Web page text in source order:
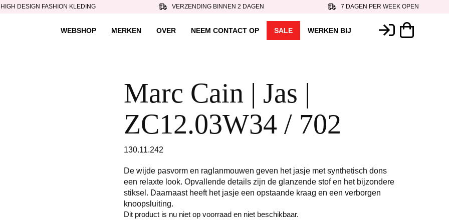
HIGH DESIGN FASHION KLEDING VERZENDING BINNEN 2 DAGEN 7 DAGEN PER WEEK OPEN
WEBSHOP MERKEN OVER NEEM CONTACT OP SALE WERKEN BIJ
Marc Cain | Jas |
ZC12.03W34 / 702
130.11.242
De wijde pasvorm en raglanmouwen geven het jasje met synthetisch dons
een relaxte look. Opvallende details zijn de glanzende stof en het bijzondere
stiksel. Daarnaast heeft het jasje een opstaande kraag en een verborgen
knoopsluiting.
Dit product is nu niet op voorraad en niet beschikbaar.